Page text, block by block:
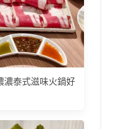
濃泰式滋味火鍋好